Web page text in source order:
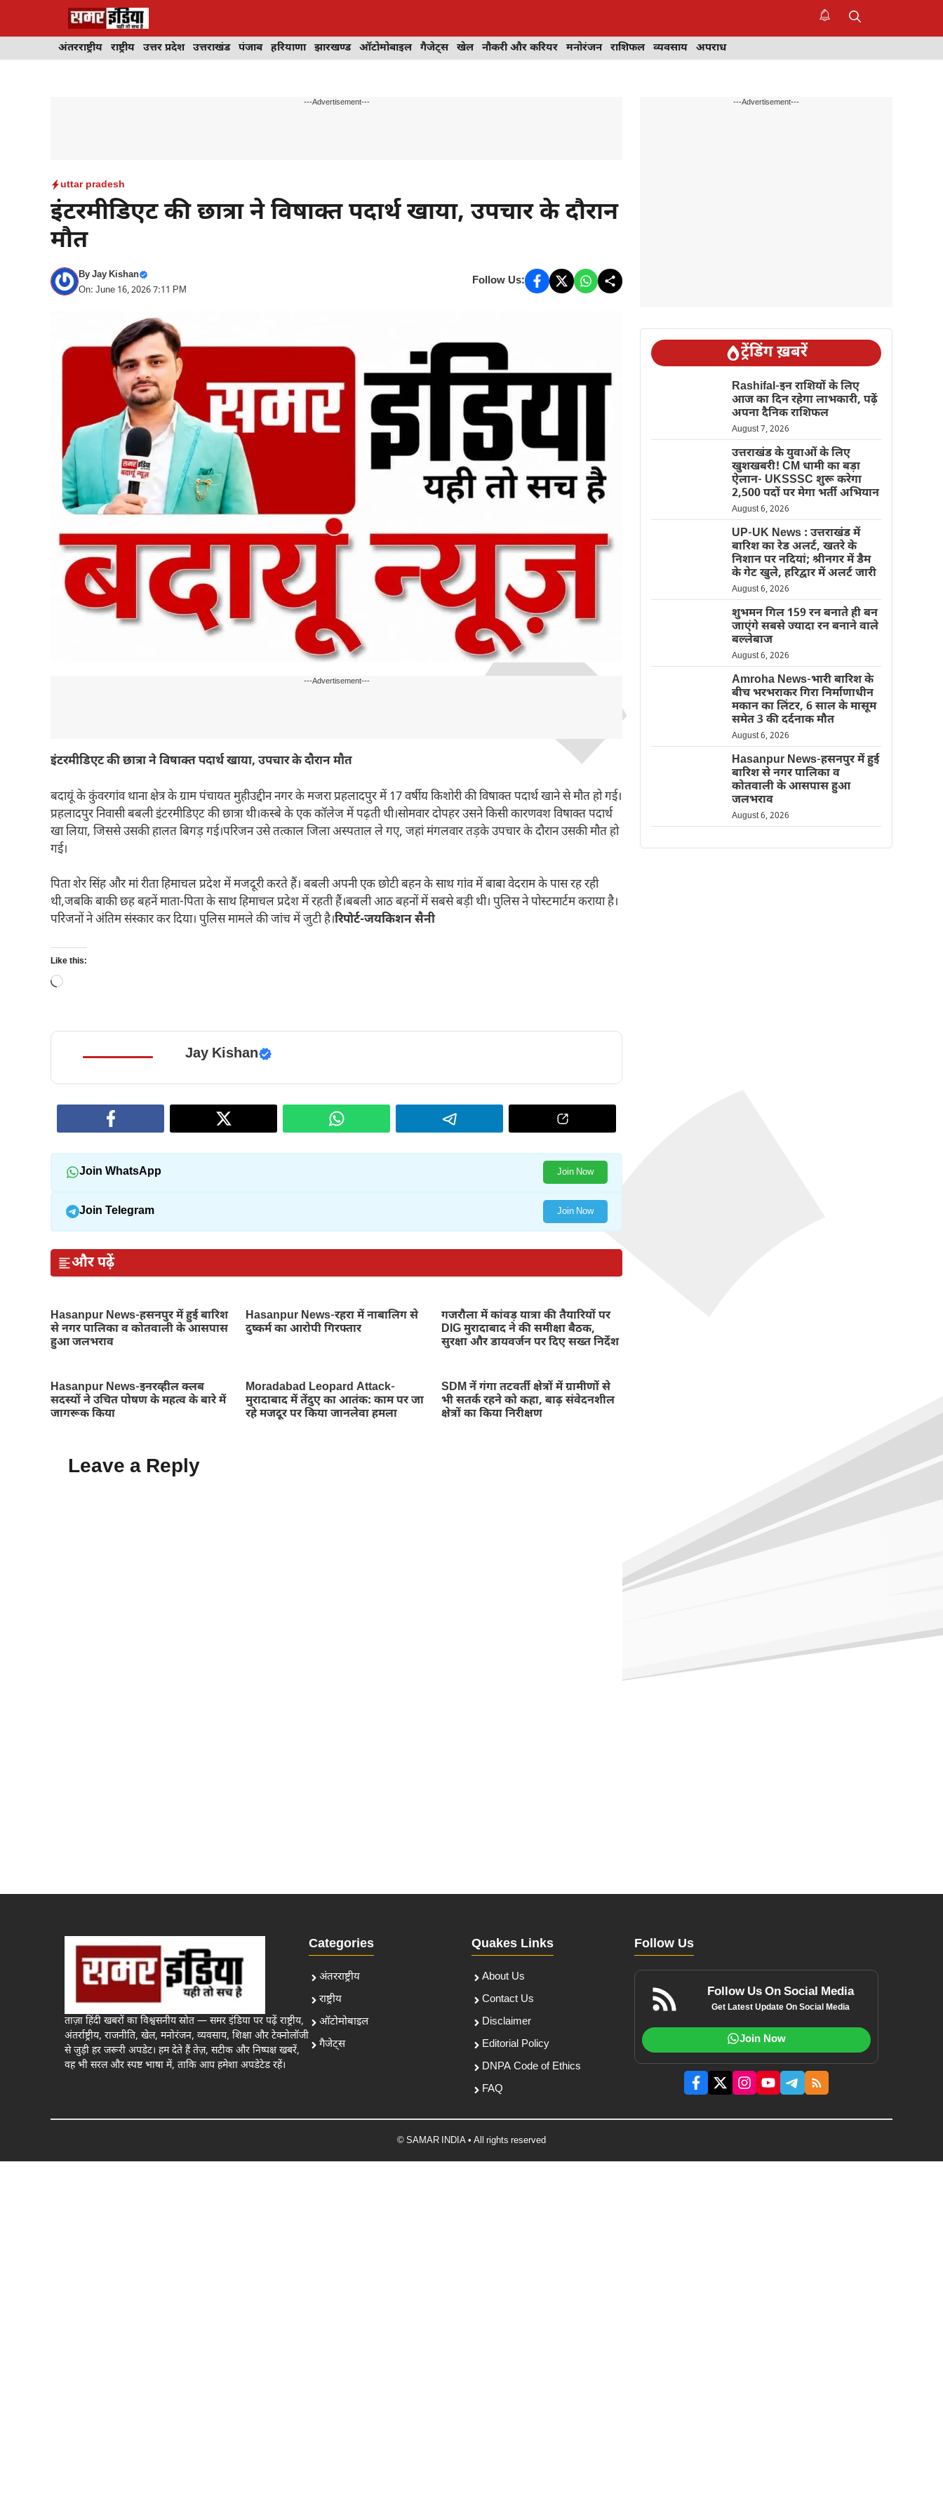
अंतरराष्ट्रीय राष्ट्रीय उत्तर प्रदेश उत्तराखंड पंजाब हरियाणा झारखण्ड ऑटोमोबाइल गैजेट्स खेल नौकरी और करियर मनोरंजन राशिफल व्यवसाय अपराध
---Advertisement---
uttar pradesh
इंटरमीडिएट की छात्रा ने विषाक्त पदार्थ खाया, उपचार के दौरान
मौत
ByJay Kishan
On: June 16, 2026 7:11 PM
Follow Us:
---Advertisement---
इंटरमीडिएट की छात्रा ने विषाक्त पदार्थ खाया, उपचार के दौरान मौत
बदायूं के कुंवरगांव थाना क्षेत्र के ग्राम पंचायत मुहीउद्दीन नगर के मजरा प्रहलादपुर में 17 वर्षीय किशोरी की विषाक्त पदार्थ खाने से मौत हो गई।
प्रहलादपुर निवासी बबली इंटरमीडिएट की छात्रा थी।कस्बे के एक कॉलेज में पढ़ती थी।सोमवार दोपहर उसने किसी कारणवश विषाक्त पदार्थ
खा लिया, जिससे उसकी हालत बिगड़ गई।परिजन उसे तत्काल जिला अस्पताल ले गए, जहां मंगलवार तड़के उपचार के दौरान उसकी मौत हो
गई।
पिता शेर सिंह और मां रीता हिमाचल प्रदेश में मजदूरी करते हैं। बबली अपनी एक छोटी बहन के साथ गांव में बाबा वेदराम के पास रह रही
थी,जबकि बाकी छह बहनें माता-पिता के साथ हिमाचल प्रदेश में रहती हैं।बबली आठ बहनों में सबसे बड़ी थी। पुलिस ने पोस्टमार्टम कराया है।
परिजनों ने अंतिम संस्कार कर दिया। पुलिस मामले की जांच में जुटी है।रिपोर्ट-जयकिशन सैनी
Like this:
Loading…
Jay Kishan
Join WhatsApp Join Now
Join Telegram Join Now
और पढ़ें
Hasanpur News-हसनपुर में हुई बारिश
से नगर पालिका व कोतवाली के आसपास
हुआ जलभराव
Hasanpur News-रहरा में नाबालिग से
दुष्कर्म का आरोपी गिरफ्तार
गजरौला में कांवड़ यात्रा की तैयारियों पर
DIG मुरादाबाद ने की समीक्षा बैठक,
सुरक्षा और डायवर्जन पर दिए सख्त निर्देश
Hasanpur News-इनरव्हील क्लब
सदस्यों ने उचित पोषण के महत्व के बारे में
जागरूक किया
Moradabad Leopard Attack-
मुरादाबाद में तेंदुए का आतंक: काम पर जा
रहे मजदूर पर किया जानलेवा हमला
SDM नें गंगा तटवर्ती क्षेत्रों में ग्रामीणों से
भी सतर्क रहने को कहा, बाढ़ संवेदनशील
क्षेत्रों का किया निरीक्षण
Leave a Reply
---Advertisement---
ट्रेंडिंग ख़बरें
Rashifal-इन राशियों के लिए
आज का दिन रहेगा लाभकारी, पढ़ें
अपना दैनिक राशिफल
August 7, 2026
उत्तराखंड के युवाओं के लिए
खुशखबरी! CM धामी का बड़ा
ऐलान- UKSSSC शुरू करेगा
2,500 पदों पर मेगा भर्ती अभियान
August 6, 2026
UP-UK News : उत्तराखंड में
बारिश का रेड अलर्ट, खतरे के
निशान पर नदियां; श्रीनगर में डैम
के गेट खुले, हरिद्वार में अलर्ट जारी
August 6, 2026
शुभमन गिल 159 रन बनाते ही बन
जाएंगे सबसे ज्यादा रन बनाने वाले
बल्लेबाज
August 6, 2026
Amroha News-भारी बारिश के
बीच भरभराकर गिरा निर्माणाधीन
मकान का लिंटर, 6 साल के मासूम
समेत 3 की दर्दनाक मौत
August 6, 2026
Hasanpur News-हसनपुर में हुई
बारिश से नगर पालिका व
कोतवाली के आसपास हुआ
जलभराव
August 6, 2026
ताज़ा हिंदी खबरों का विश्वसनीय स्रोत — समर इंडिया पर पढ़ें राष्ट्रीय,
अंतर्राष्ट्रीय, राजनीति, खेल, मनोरंजन, व्यवसाय, शिक्षा और टेक्नोलॉजी
से जुड़ी हर जरूरी अपडेट। हम देते हैं तेज़, सटीक और निष्पक्ष खबरें,
वह भी सरल और स्पष्ट भाषा में, ताकि आप हमेशा अपडेटेड रहें।
Categories
अंतरराष्ट्रीय
राष्ट्रीय
ऑटोमोबाइल
गैजेट्स
Quakes Links
About Us
Contact Us
Disclaimer
Editorial Policy
DNPA Code of Ethics
FAQ
Follow Us
Follow Us On Social Media
Get Latest Update On Social Media
Join Now
© SAMAR INDIA • All rights reserved